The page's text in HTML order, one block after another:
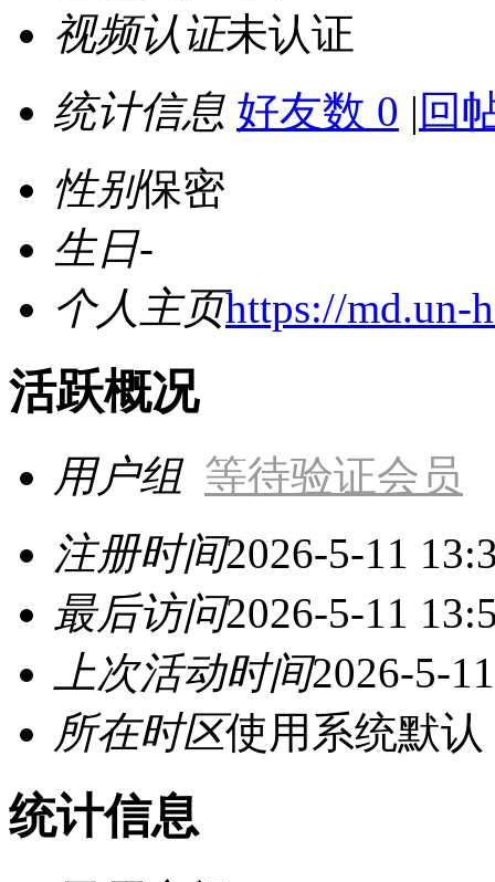
视频认证未认证
统计信息 好友数 0 | 回
性别保密
生日-
个人主页https://md.un-
活跃概况
用户组 等待验证会员
注册时间2026-5-11
最后访问2026-5-11
上次活动时间2026-5-
所在时区使用系统默认
统计信息